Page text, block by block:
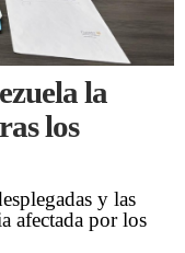
la
los
y las
afectada por los